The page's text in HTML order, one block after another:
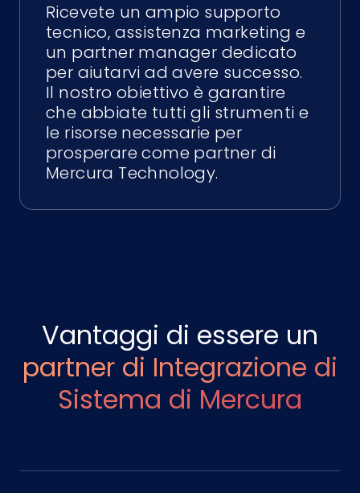
Ricevete un ampio supporto
tecnico, assistenza marketing e
un partner manager dedicato
per aiutarvi ad avere successo.
Il nostro obiettivo è garantire
che abbiate tutti gli strumenti e
le risorse necessarie per
prosperare come partner di
Mercura Technology.
Vantaggi di essere un
partner di Integrazione di
Sistema di Mercura